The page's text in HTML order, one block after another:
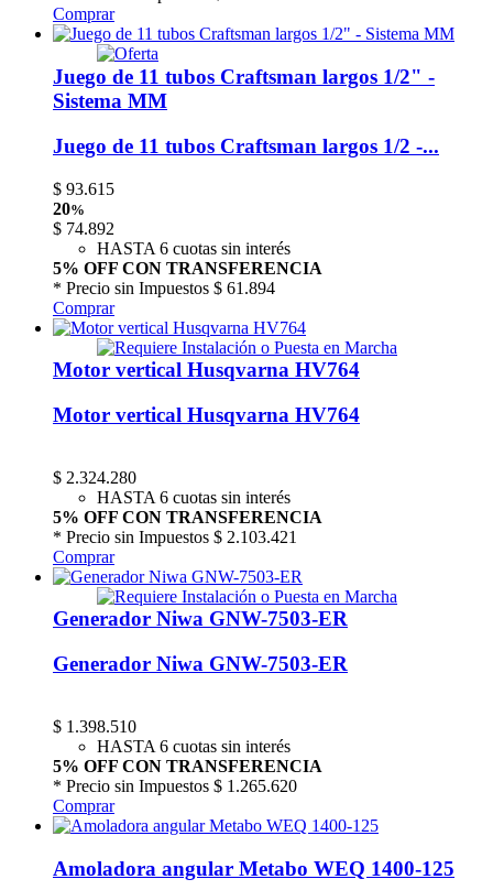
Comprar
Juego de 11 tubos Craftsman largos 1/2" -
Sistema MM
Juego de 11 tubos Craftsman largos 1/2 -...
$ 93.615
20%
$ 74.892
HASTA 6 cuotas sin interés
5% OFF CON TRANSFERENCIA
* Precio sin Impuestos $ 61.894
Comprar
Motor vertical Husqvarna HV764
Motor vertical Husqvarna HV764
$ 2.324.280
HASTA 6 cuotas sin interés
5% OFF CON TRANSFERENCIA
* Precio sin Impuestos $ 2.103.421
Comprar
Generador Niwa GNW-7503-ER
Generador Niwa GNW-7503-ER
$ 1.398.510
HASTA 6 cuotas sin interés
5% OFF CON TRANSFERENCIA
* Precio sin Impuestos $ 1.265.620
Comprar
Amoladora angular Metabo WEQ 1400-125